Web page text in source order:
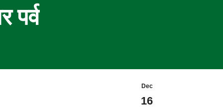
पर्व
Dec
16